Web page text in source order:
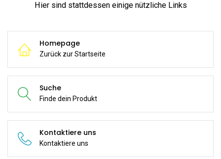
Hier sind stattdessen einige nützliche Links
Homepage
Zurück zur Startseite
Suche
Finde dein Produkt
Kontaktiere uns
Kontaktiere uns